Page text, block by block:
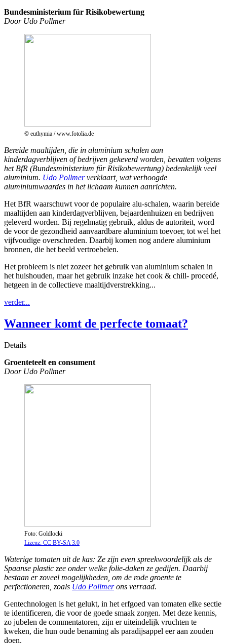
Bundesministerium für Risikobewertung
Door Udo Pollmer
© euthymia / www.fotolia.de
Bereide maaltijden, die in aluminium schalen aan
kinderdagverblijven of bedrijven gekeverd worden, bevatten volgens
het BfR (Bundesministerium für Risikobewertung) bedenkelijk veel
aluminium. Udo Pollmerverklaart, wat verhoogde
aluminiumwaardes in het lichaam kunnen aanrichten.
Het BfR waarschuwt voor de populaire alu-schalen, waarin bereide
maaltijden aan kinderdagverblijven, bejaardenhuizen en bedrijven
geleverd worden. Bij regelmatig gebruik, aldus de autoriteit, word
de voor de gezondheid aanvaardbare aluminium toevoer, tot wel het
vijfvoudige overschreden. Daarbij komen nog andere aluminium
bronnen, die het beeld vertroebelen.
Het probleem is niet zozeer het gebruik van aluminium schalen in
het huishouden, maar het gebruik inzake het cook & chill- procedé,
hetgeen in de collectieve maaltijdverstrekking...
verder...
Wanneer komt de perfecte tomaat?
Details
Groenteteelt en consument
Door Udo Pollmer
Foto: Goldlocki
Lizenz: CC BY-SA 3.0
Waterige tomaten uit de kas: Ze zijn even spreekwoordelijk als de
Spaanse plastic zee onder welke folie-daken ze gedijen. Daarbij
bestaan er zoveel mogelijkheden, om de rode groente te
perfectioneren, zoals Udo Pollmerons verraad.
Gentechnologen is het gelukt, in het erfgoed van tomaten elke sectie
te identificeren, die voor de goede smaak zorgen. Met deze kennis,
zo jubelen de commentatoren, zijn er uiteindelijk vruchten te
kweken, die hun oude benaming als paradijsappel eer aan zouden
doen.